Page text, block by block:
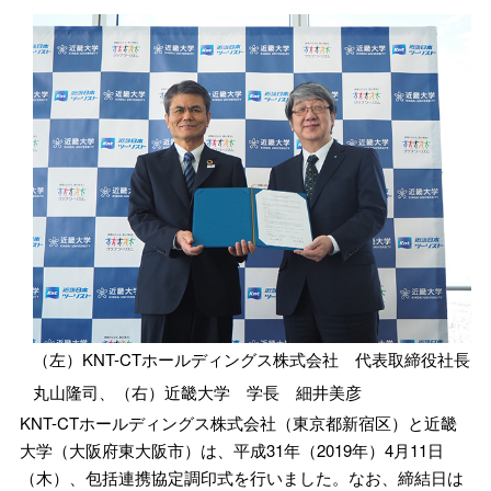
（左）KNT-CTホールディングス株式会社 代表取締役社長
丸山隆司、（右）近畿大学 学長 細井美彦
KNT-CTホールディングス株式会社（東京都新宿区）と近畿
大学（大阪府東大阪市）は、平成31年（2019年）4月11日
（木）、包括連携協定調印式を行いました。なお、締結日は